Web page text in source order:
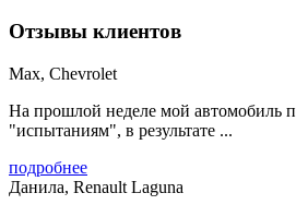
Отзывы клиентов
Max, Chevrolet
На прошлой неделе мой автомобиль
"испытаниям", в результате ...
подробнее
Данила, Renault Laguna